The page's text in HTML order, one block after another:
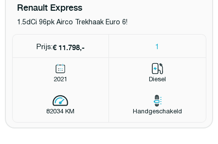
Renault Express
1.5dCi 96pk Airco Trekhaak Euro 6!
Prijs:€ 11.798,- 1
2021 Diesel
82034 KM Handgeschakeld